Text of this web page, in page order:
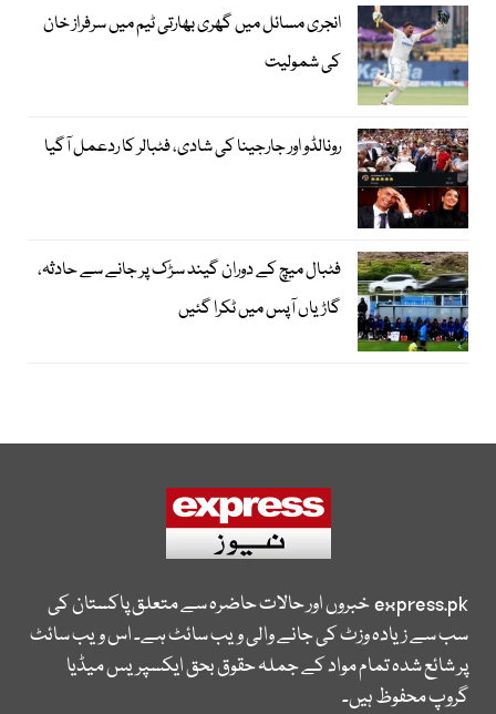
انجری مسائل میں گھری بھارتی ٹیم میں سرفراز خان
کی شمولیت
رونالڈو اور جارجینا کی شادی، فٹبالر کا ردعمل آگیا
فٹبال میچ کے دوران گیند سڑک پر جانے سے حادثہ،
گاڑیاں آپس میں ٹکرا گئیں
express.pkخبروں اور حالات حاضرہ سے متعلق پاکستان کی
سب سے زیادہ وزٹ کی جانے والی ویب سائٹ ہے۔ اس ویب سائٹ
پر شائع شدہ تمام مواد کے جملہ حقوق بحق ایکسپریس میڈیا
گروپ محفوظ ہیں۔